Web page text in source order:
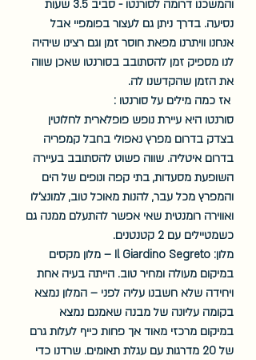
והמשכנו דרומה לסורנטו - סביב 3.5 שעות
נסיעה. בדרך ניתן גם לעצור בפומפיי אבל
אנחנו וויתרנו מפאת חוסר זמן וגם רצינו שיהיה
לנו מספיק זמן להסתובב בסורנטו שאכן שווה
את הזמן שהקדשנו לה.
סורנטו היא עיירת נופש פופלארית לחלוטין
בצדק בדרום מפרץ נאפולי בחבל קמפריה
בדרום איטליה. שווה פשוט להסתובב בעיירה
השופעת מסעדות, בתי קפה ונופים של הים
והמפרץ מכל עבר, להנות מאוכל טוב, למונצ'לו
ואווירה רומנטית שאי אפשר להתעלם ממנה גם
כשמטיילים עם 2 קטנטנים.
מלון: Il Giardino Segreto – מלון מקסים
במיקום מעולה ומחיר טוב. הייתה בעיה אחת
ויחידה שלא חשבנו עליה לפני – המלון נמצא
בקומה עליונה של מבנה שאמנם נמצא
במיקום מרכזי מאוד אך פחות כייף לעלות גרם
של 20 מדרגות עם עגלת תאומים. שרדנו כדי